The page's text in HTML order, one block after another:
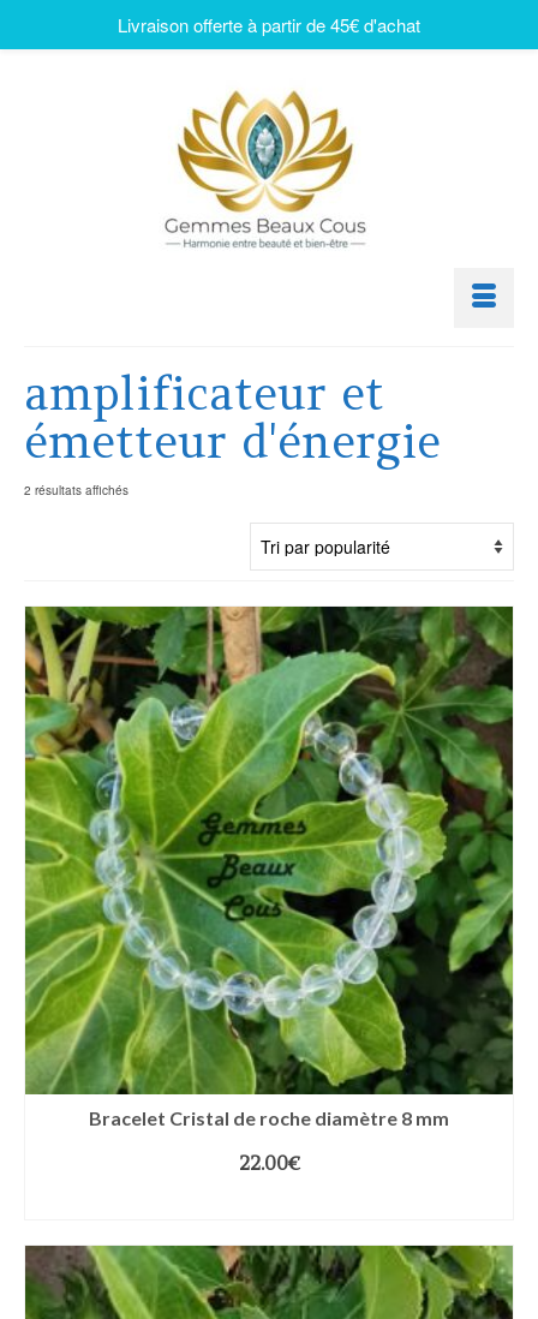
amplificateur et
émetteur d'énergie
2 résultats affichés
Bracelet Cristal de roche diamètre 8 mm
22.00€
Livraison offerte à partir de 45€ d'achat